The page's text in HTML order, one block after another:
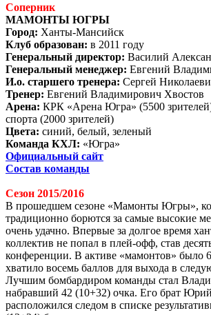
Соперник
МАМОНТЫ ЮГРЫ
Город: Ханты-Мансийск
Клуб образован: в 2011 году
Генеральный директор: Василий
Генеральный менеджер: Евгений
И.о. старшего тренера: Сергей
Тренер: Евгений Владимирович Хвостов
Арена: КРК «Арена Югра» (5500
спорта (2000 зрителей)
Цвета: синий, белый, зеленый
Команда КХЛ: «Югра»
Официальный сайт
Состав команды
Сезон 2015/2016
В прошедшем сезоне «Мамонты Югры»,
традиционно борются за самые высокие
очень удачно. Впервые за долгое время
коллектив не попал в плей-офф, став
конференции. В активе «мамонтов» было
хватило восемь баллов для выхода в
Лучшим бомбардиром команды стал
набравший 42 (10+32) очка. Его брат
расположился следом в списке